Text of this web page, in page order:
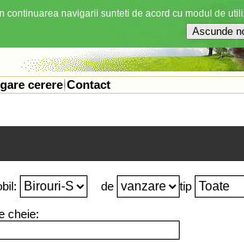
cerere Contact
de tip
cheie:
continuarea navigarii sunteti de acord cu modul de